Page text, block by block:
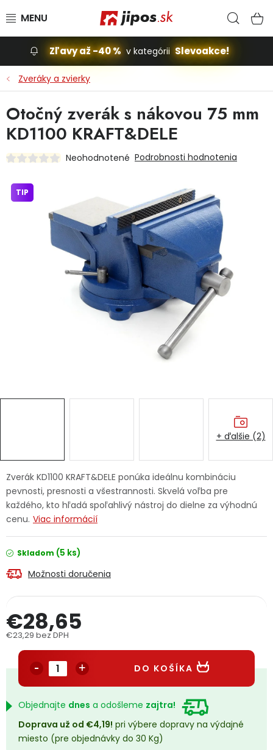
Slevoakce
Stavba, dom
Dielňa
Príslušenstvo pre automobily
Vybavenie a hračky pre deti
Ochranné pracovné pomôcky
Servis náradia Hodnotenie obchodu
Doprava a platba Váš zákaznícky účet
Kontakty
Reklamačný formulár Odstúpenie v lehote 14 dní
Obchodné podmienky
Podmienky ochrany osobných údajov
Přihlášení Registrace
Zľavy až -40 % v kategórii Slevoakce!
Zveráky a zvierky
Zverák KD1100 KRAFT&DELE ponúka ideálnu kombináciu
pevnosti, presnosti a všestrannosti. Skvelá voľba pre
každého, kto hľadá spoľahlivý nástroj do dielne za výhodnú
cenu. Viac informácií
Skladom (5 ks)
Možnosti doručenia
€28,65
€23,29 bez DPH
DO KOŠÍKA
Objednajte dnes a odošleme zajtra!
Doprava už od €4,19! pri výbere dopravy na výdajné
miesto (pre objednávky do 30 Kg)
Otočný zverák s nákovou 75 mm
KD1100 KRAFT&DELE
Neohodnotené Podrobnosti hodnotenia
TIP
+ ďalšie (2)